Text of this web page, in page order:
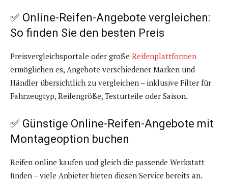
✅ Online-Reifen-Angebote vergleichen:
So finden Sie den besten Preis
Preisvergleichsportale oder große Reifenplattformen
ermöglichen es, Angebote verschiedener Marken und
Händler übersichtlich zu vergleichen – inklusive Filter für
Fahrzeugtyp, Reifengröße, Testurteile oder Saison.
✅ Günstige Online-Reifen-Angebote mit
Montageoption buchen
Reifen online kaufen und gleich die passende Werkstatt
finden – viele Anbieter bieten diesen Service bereits an.